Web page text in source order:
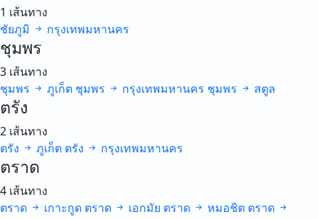
1 เส้นทาง
ชัยภูมิ
กรุงเทพมหานคร
ชุมพร
3 เส้นทาง
ชุมพร
ภูเก็ต ชุมพร กรุงเทพมหานคร ชุมพร สตูล
ตรัง
2 เส้นทาง
ตรัง
ภูเก็ต ตรัง กรุงเทพมหานคร
ตราด
4 เส้นทาง
ตราด
เกาะกูด ตราด เอกมัย ตราด หมอชิต ตราด